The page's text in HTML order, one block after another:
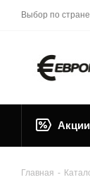
Выбор по стране
Акции
Главная -